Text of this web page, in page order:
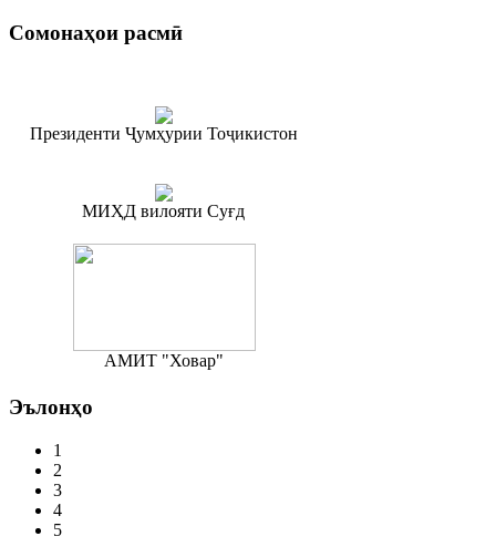
Сомонаҳои расмӣ
Президенти Ҷумҳурии Тоҷикистон
МИҲД вилояти Суғд
АМИТ "Ховар"
Эълонҳо
1
2
3
4
5